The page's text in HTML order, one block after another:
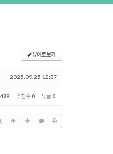
✔뷰어로 보기
2025.09.25 12:37
489 추천 수0 댓글0